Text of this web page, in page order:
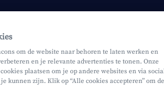
om de website naar behoren te laten werken en
en je relevante advertenties te tonen. Onze
plaatsen om je op andere websites en via
kunnen zijn. Klik op “Alle cookies accepteren” om de